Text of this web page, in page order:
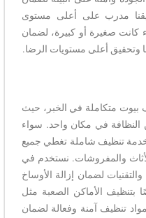
مدرب على أعلى مستوى
كانت صغيرة أو كبيرة، لضمان
وتحقيق أعلى مستويات الرضا.
متكاملة في الخبر، حيث
النظافة في مكان واحد. سواء
خدمة تنظيف شاملة تغطي جميع
والمفروشات. نستخدم في
لضمان إزالة الأوساخ
بتنظيف الأماكن الصعبة مثل
تنظيف آمنة وفعالة لضمان